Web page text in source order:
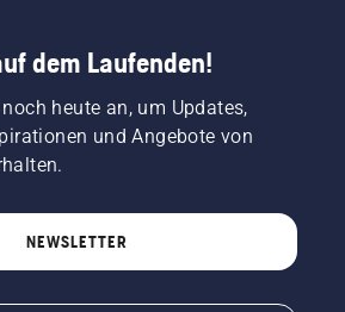
dem Laufenden!
heute an, um Updates,
und Angebote von
NEWSLETTER